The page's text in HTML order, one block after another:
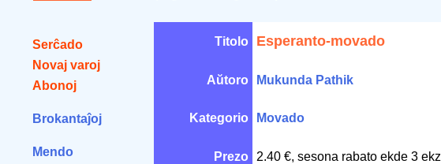
Serĉado
Novaj varoj
Abonoj
Brokantaĵoj
Mendo
Titolo Esperanto-movado
Aŭtoro Mukunda Pathik
Kategorio Movado
Prezo 2.40 €, sesona rabato ekde 3